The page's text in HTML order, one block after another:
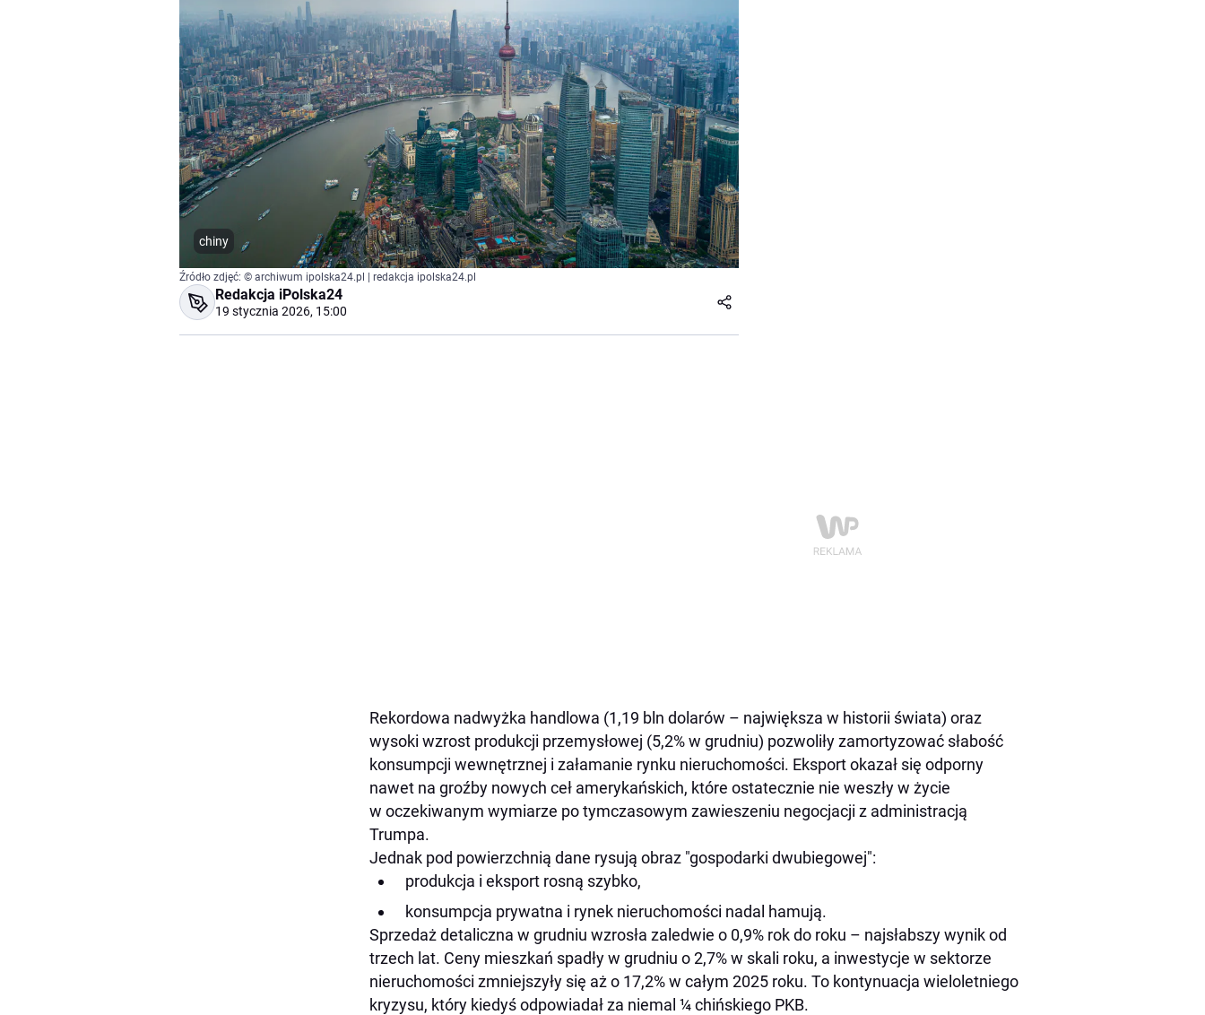
chiny
Źródło zdjęć: © archiwum ipolska24.pl | redakcja ipolska24.pl
Redakcja iPolska24
19 stycznia 2026, 15:00
Rekordowa nadwyżka handlowa (1,19 bln dolarów – największa w historii świata) oraz
wysoki wzrost produkcji przemysłowej (5,2% w grudniu) pozwoliły zamortyzować słabość
konsumpcji wewnętrznej i załamanie rynku nieruchomości. Eksport okazał się odporny
nawet na groźby nowych ceł amerykańskich, które ostatecznie nie weszły w życie
w oczekiwanym wymiarze po tymczasowym zawieszeniu negocjacji z administracją
Trumpa.
Jednak pod powierzchnią dane rysują obraz "gospodarki dwubiegowej":
produkcja i eksport rosną szybko,
konsumpcja prywatna i rynek nieruchomości nadal hamują.
Sprzedaż detaliczna w grudniu wzrosła zaledwie o 0,9% rok do roku – najsłabszy wynik od
trzech lat. Ceny mieszkań spadły w grudniu o 2,7% w skali roku, a inwestycje w sektorze
nieruchomości zmniejszyły się aż o 17,2% w całym 2025 roku. To kontynuacja wieloletniego
kryzysu, który kiedyś odpowiadał za niemal ¼ chińskiego PKB.